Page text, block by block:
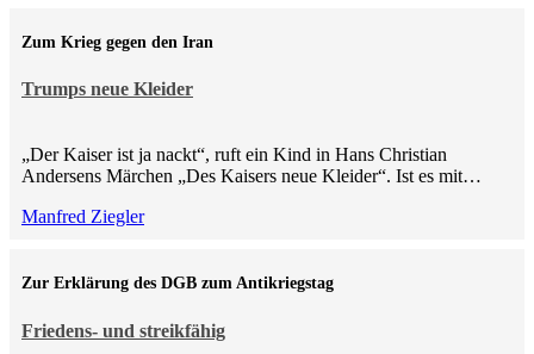
Trumps neue Kleider
Zum Krieg gegen den Iran
„Der Kaiser ist ja nackt“, ruft ein Kind in Hans Christian
Andersens Märchen „Des Kaisers neue Kleider“. Ist es mit…
Manfred Ziegler
Friedens- und streikfähig
Zur Erklärung des DGB zum Antikriegstag